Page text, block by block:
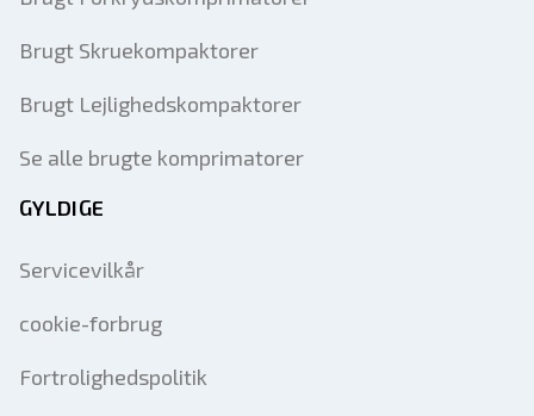
Brugt Skruekompaktorer
Brugt Lejlighedskompaktorer
Se alle brugte komprimatorer
GYLDIGE
Servicevilkår
cookie-forbrug
Fortrolighedspolitik